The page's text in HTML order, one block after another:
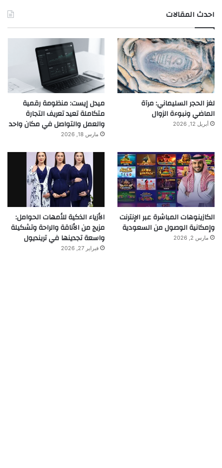
احدث المقالات
لغز الحجر السليماني: مرآة
الماضي ونبوءة الزوال
أبريل 12, 2026
ميدل إيست: منظومة رقمية
متكاملة تعيد تعريف التجارة
والعمل والتواصل في مكان واحد
مارس 18, 2026
الكازينوهات المباشرة عبر الإنترنت
وإمكانية الوصول من السعودية
مارس 2, 2026
الأزياء الذكية للأمهات الحوامل:
مزيج من الأناقة والراحة وتشكيلة
واسعة تجدينها في ترينديول
فبراير 27, 2026